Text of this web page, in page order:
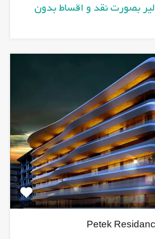
2,000,000 لیر بصورت نقد و اقساط بدون